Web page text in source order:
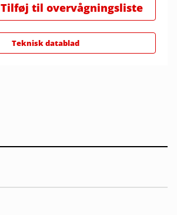
Tilføj til overvågningsliste
Teknisk datablad